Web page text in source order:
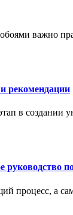
важно
рекомендации
в создании
процесс, а